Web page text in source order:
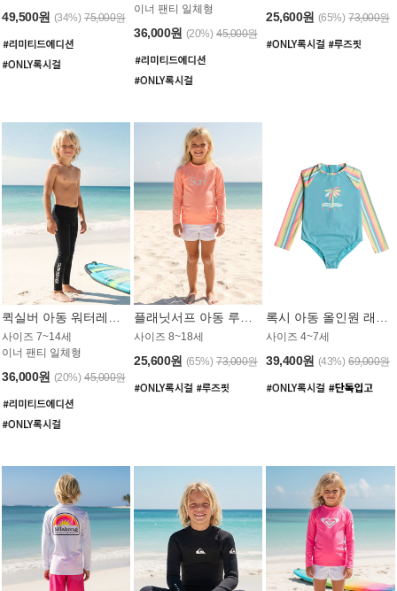
49,500원 (34%) 75,000원
이너 팬티 일체형
36,000원 (20%) 45,000원
25,600원 (65%) 73,000원
사이즈 7~14세
이너 팬티 일체형
36,000원 (20%) 45,000원
사이즈 8~18세
25,600원 (65%) 73,000원
사이즈 4~7세
39,400원 (43%) 69,000원